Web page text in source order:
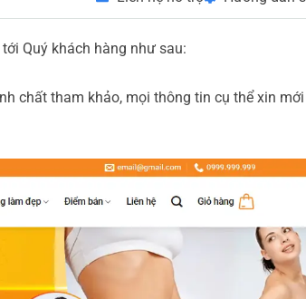
tới Quý khách hàng như sau:
chất tham khảo, mọi thông tin cụ thể xin mới